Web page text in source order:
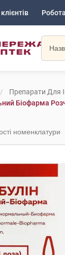
Препарати Для
Біофарма
номенклатури